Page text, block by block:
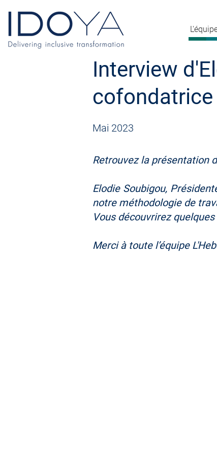
Interview
cofondatrice
Mai 2023
Retrouvez la présentation
Elodie Soubigou,
notre méthodologie de
Vous découvrirez
Merci à toute l’équipe